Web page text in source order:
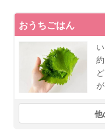
おうちごはん
他